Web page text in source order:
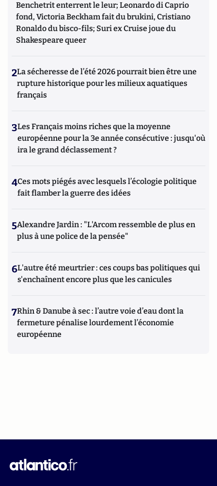
Benchetrit enterrent le leur; Leonardo di Caprio
fond, Victoria Beckham fait du brukini, Cristiano
Ronaldo du bisco-fils; Suri ex Cruise joue du
Shakespeare queer
2La sécheresse de l’été 2026 pourrait bien être une
rupture historique pour les milieux aquatiques
français
3Les Français moins riches que la moyenne
européenne pour la 3e année consécutive : jusqu'où
ira le grand déclassement ?
4Ces mots piégés avec lesquels l’écologie politique
fait flamber la guerre des idées
5Alexandre Jardin : "L'Arcom ressemble de plus en
plus à une police de la pensée"
6L'autre été meurtrier : ces coups bas politiques qui
s'enchaînent encore plus que les canicules
7Rhin & Danube à sec : l’autre voie d’eau dont la
fermeture pénalise lourdement l’économie
européenne